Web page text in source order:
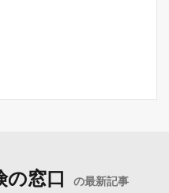
の窓口 の最新記事